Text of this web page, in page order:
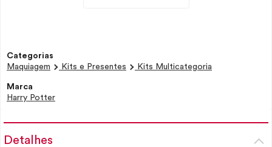
Categorias
Maquiagem
Kits e Presentes Kits Multicategoria
Marca
Harry Potter
Detalhes